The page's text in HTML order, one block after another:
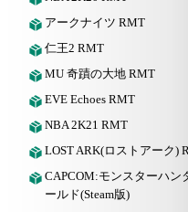
アークナイツ RMT
仁王2 RMT
MU 奇蹟の大地 RMT
EVE Echoes RMT
NBA 2K21 RMT
LOST ARK(ロストアーク)
CAPCOM:モンスターハン
ールド(Steam版)